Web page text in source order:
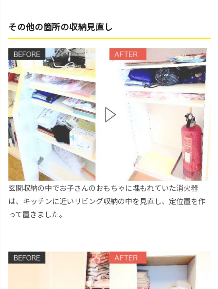
その他の箇所の収納見直し
玄関収納の中でお子さんのおもちゃに埋もれていた消火器
は、キッチンに近いリビング収納の中を見直し、定位置を作
って置きました。